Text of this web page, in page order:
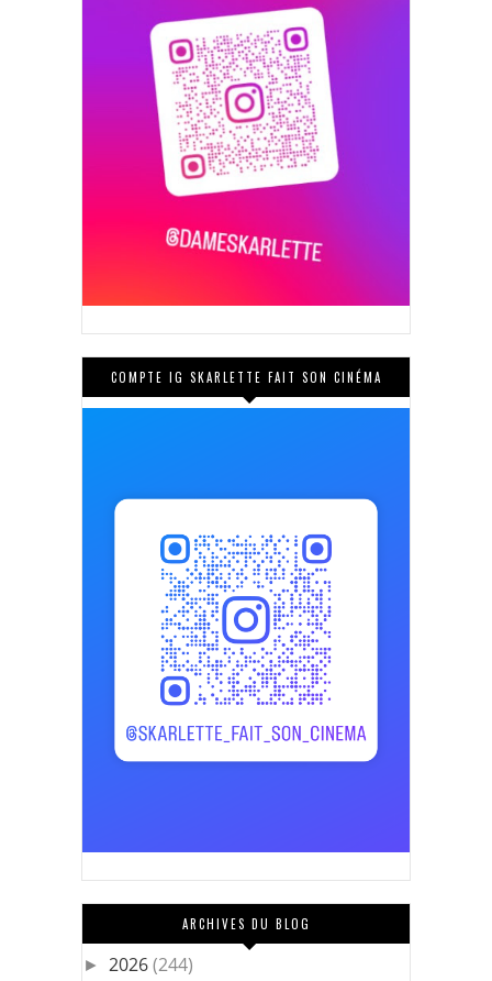
COMPTE IG SKARLETTE FAIT SON CINÉMA
ARCHIVES DU BLOG
► 2026(244)